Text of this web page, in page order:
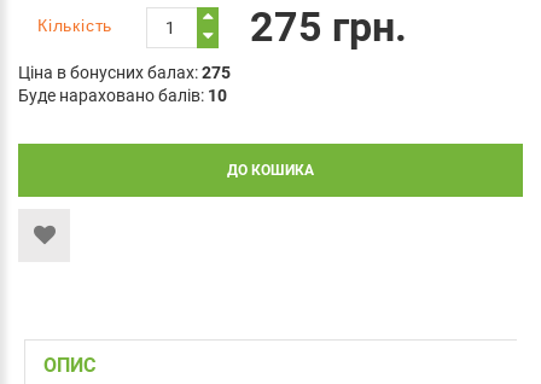
275 грн.
Кількість
Ціна в бонусних балах:275
Буде нараховано балів: 10
ДО КОШИКА
ОПИС